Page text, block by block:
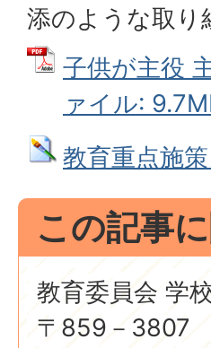
添のような取り
子供が主役
ァイル:
教育重点施
この記事
教育委員会 学
〒859－3807